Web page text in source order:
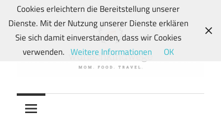
Zum
Inhalt
springen
wunschkindwege
Wunschkindern
und
Cookies erleichtern die Bereitstellung unserer
Dienste. Mit der Nutzung unserer Dienste erklären
Sie sich damit einverstanden, dass wir Cookies
verwenden. Weitere Informationen OK